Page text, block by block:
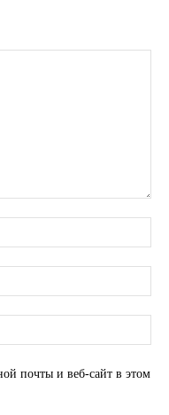
почты и веб-сайт в этом